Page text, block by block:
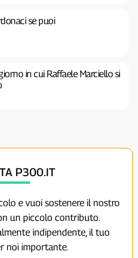
se puoi
in cui Raffaele Marciello si
P300.IT
e vuoi sostenere il nostro
un piccolo contributo.
indipendente, il tuo
noi importante.